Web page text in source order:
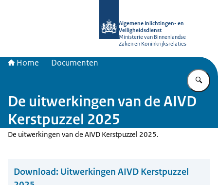
Algemene Inlichtingen- en
Veiligheidsdienst
Ministerie van Binnenlandse
Zaken en Koninkrijksrelaties
Home Documenten
De uitwerkingen van de AIVD
Kerstpuzzel 2025
De uitwerkingen van de AIVD Kerstpuzzel 2025.
Download: Uitwerkingen AIVD Kerstpuzzel